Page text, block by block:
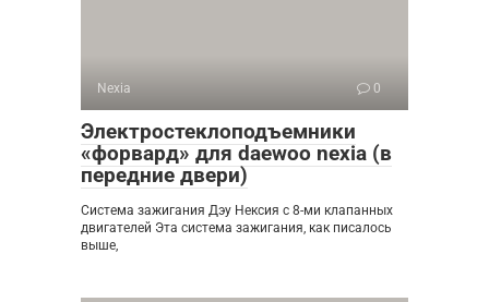
Nexia 0
Электростеклоподъемники
«форвард» для daewoo nexia (в
передние двери)
Система зажигания Дэу Нексия с 8-ми клапанных
двигателей Эта система зажигания, как писалось
выше,